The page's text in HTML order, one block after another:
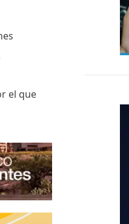
el que